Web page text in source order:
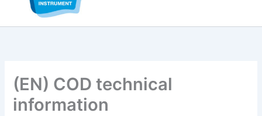
(EN) COD technical
information